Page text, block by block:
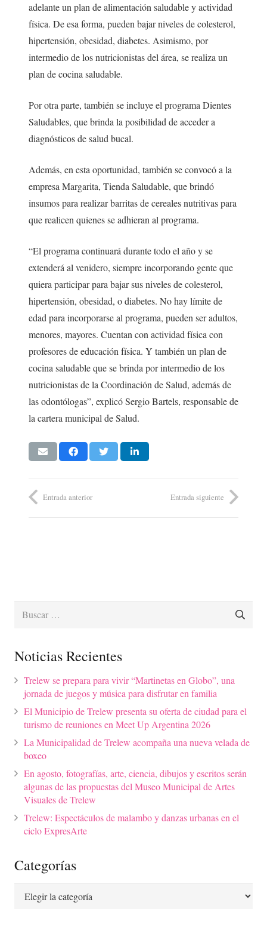
adelante un plan de alimentación saludable y actividad
física. De esa forma, pueden bajar niveles de colesterol,
hipertensión, obesidad, diabetes. Asimismo, por
intermedio de los nutricionistas del área, se realiza un
plan de cocina saludable.
Por otra parte, también se incluye el programa Dientes
Saludables, que brinda la posibilidad de acceder a
diagnósticos de salud bucal.
Además, en esta oportunidad, también se convocó a la
empresa Margarita, Tienda Saludable, que brindó
insumos para realizar barritas de cereales nutritivas para
que realicen quienes se adhieran al programa.
“El programa continuará durante todo el año y se
extenderá al venidero, siempre incorporando gente que
quiera participar para bajar sus niveles de colesterol,
hipertensión, obesidad, o diabetes. No hay límite de
edad para incorporarse al programa, pueden ser adultos,
menores, mayores. Cuentan con actividad física con
profesores de educación física. Y también un plan de
cocina saludable que se brinda por intermedio de los
nutricionistas de la Coordinación de Salud, además de
las odontólogas”, explicó Sergio Bartels, responsable de
la cartera municipal de Salud.
Entrada anterior Entrada siguiente
Buscar:
Noticias Recientes
Trelew se prepara para vivir “Martinetas en Globo”, una
jornada de juegos y música para disfrutar en familia
El Municipio de Trelew presenta su oferta de ciudad para el
turismo de reuniones en Meet Up Argentina 2026
La Municipalidad de Trelew acompaña una nueva velada de
boxeo
En agosto, fotografías, arte, ciencia, dibujos y escritos serán
algunas de las propuestas del Museo Municipal de Artes
Visuales de Trelew
Trelew: Espectáculos de malambo y danzas urbanas en el
ciclo ExpresArte
Categorías